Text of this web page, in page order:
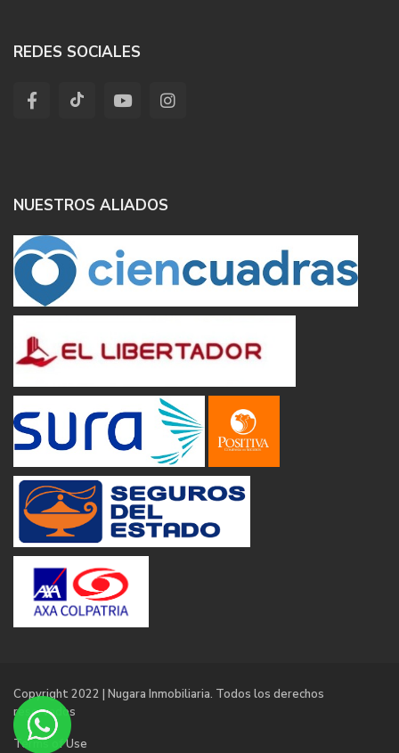
REDES SOCIALES
NUESTROS ALIADOS
Copyright 2022 | Nugara Inmobiliaria. Todos los derechos
reservados
Terms of Use